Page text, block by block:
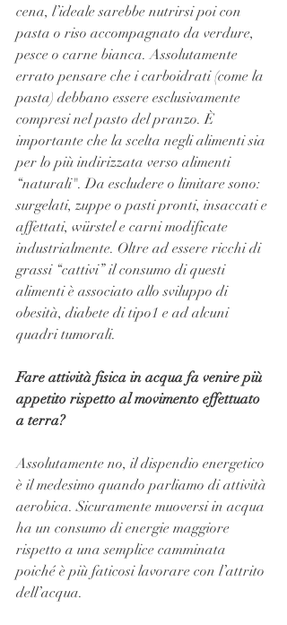
cena, l’ideale sarebbe nutrirsi poi con
pasta o riso accompagnato da verdure,
pesce o carne bianca. Assolutamente
errato pensare che i carboidrati (come la
pasta) debbano essere esclusivamente
compresi nel pasto del pranzo. È
importante che la scelta negli alimenti sia
per lo più indirizzata verso alimenti
“naturali". Da escludere o limitare sono:
surgelati, zuppe o pasti pronti, insaccati e
affettati, würstel e carni modificate
industrialmente. Oltre ad essere ricchi di
grassi “cattivi” il consumo di questi
alimenti è associato allo sviluppo di
obesità, diabete di tipo1 e ad alcuni
quadri tumorali.
Fare attività fisica in acqua fa venire più
appetito rispetto al movimento effettuato
a terra?
Assolutamente no, il dispendio energetico
è il medesimo quando parliamo di attività
aerobica. Sicuramente muoversi in acqua
ha un consumo di energie maggiore
rispetto a una semplice camminata
poiché è più faticosi lavorare con l’attrito
dell’acqua.